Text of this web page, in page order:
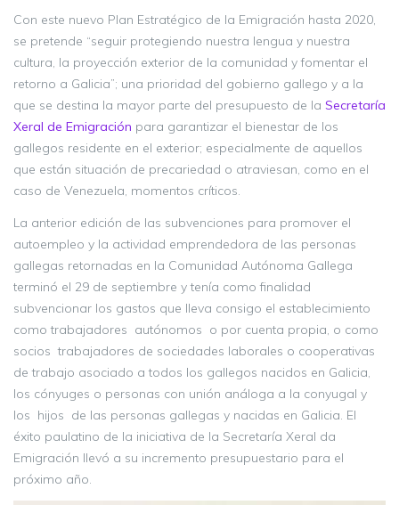
Con este nuevo Plan Estratégico de la Emigración hasta 2020,
se pretende “seguir protegiendo nuestra lengua y nuestra
cultura, la proyección exterior de la comunidad y fomentar el
retorno a Galicia”; una prioridad del gobierno gallego y a la
que se destina la mayor parte del presupuesto de la Secretaría
Xeral de Emigración para garantizar el bienestar de los
gallegos residente en el exterior; especialmente de aquellos
que están situación de precariedad o atraviesan, como en el
caso de Venezuela, momentos críticos.
La anterior edición de las subvenciones para promover el
autoempleo y la actividad emprendedora de las personas
gallegas retornadas en la Comunidad Autónoma Gallega
terminó el 29 de septiembre y tenía como finalidad
subvencionar los gastos que lleva consigo el establecimiento
como trabajadores autónomos o por cuenta propia, o como
socios trabajadores de sociedades laborales o cooperativas
de trabajo asociado a todos los gallegos nacidos en Galicia,
los cónyuges o personas con unión análoga a la conyugal y
los hijos de las personas gallegas y nacidas en Galicia. El
éxito paulatino de la iniciativa de la Secretaría Xeral da
Emigración llevó a su incremento presupuestario para el
próximo año.